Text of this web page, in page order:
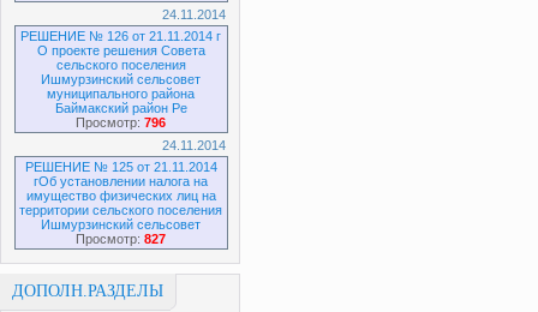
24.11.2014
РЕШЕНИЕ № 126 от 21.11.2014 г
О проекте решения Совета
сельского поселения
Ишмурзинский сельсовет
муниципального района
Баймакский район Ре
Просмотр:796
24.11.2014
РЕШЕНИЕ № 125 от 21.11.2014
гОб установлении налога на
имущество физических лиц на
территории сельского поселения
Ишмурзинский сельсовет
Просмотр:827
ДОПОЛН.РАЗДЕЛЫ